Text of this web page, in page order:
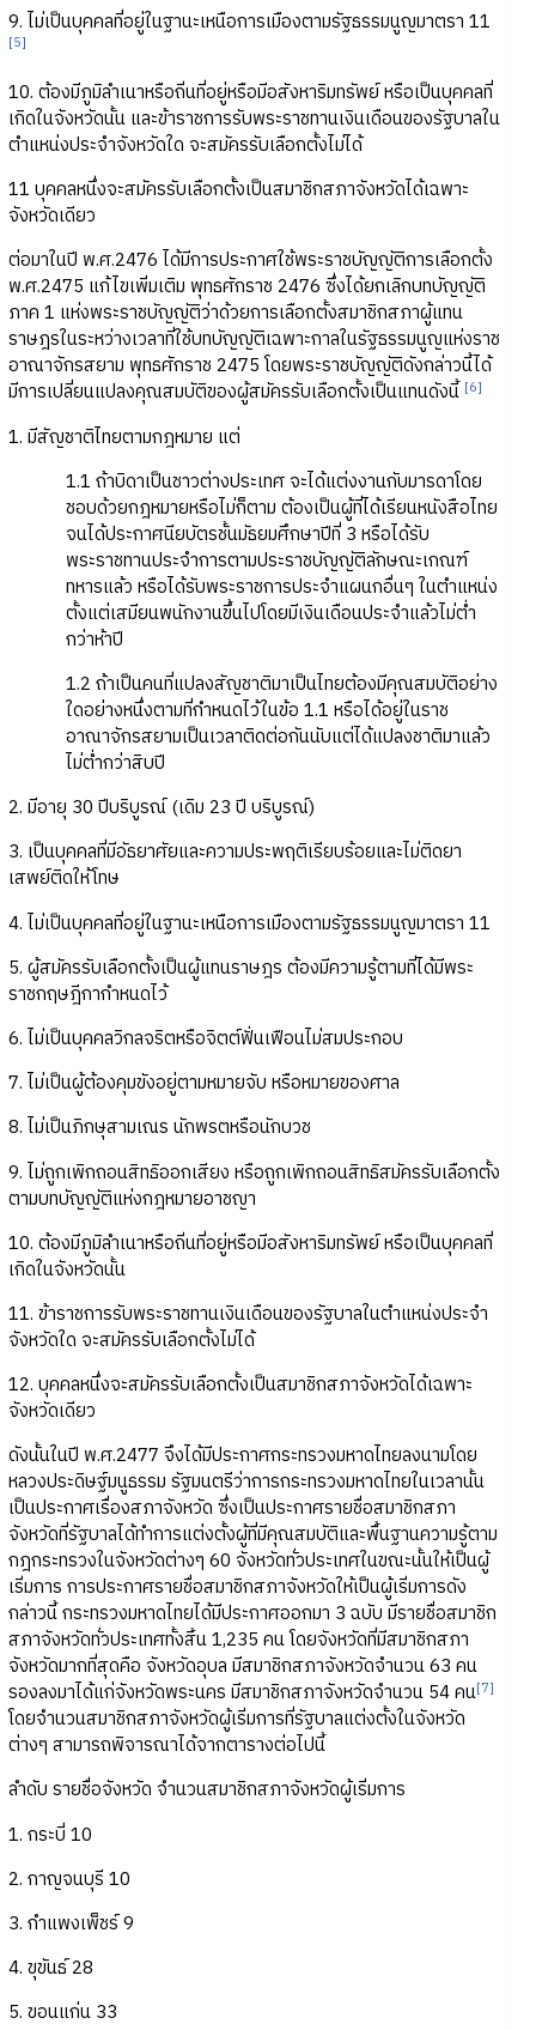
9. ไม่เป็นบุคคลที่อยู่ในฐานะเหนือการเมืองตามรัฐธรรมนูญมาตรา 11
[5]
10. ต้องมีภูมิลำเนาหรือถิ่นที่อยู่หรือมีอสังหาริมทรัพย์ หรือเป็นบุคคลที่
เกิดในจังหวัดนั้น และข้าราชการรับพระราชทานเงินเดือนของรัฐบาลใน
ตำแหน่งประจำจังหวัดใด จะสมัครรับเลือกตั้งไม่ได้
11 บุคคลหนึ่งจะสมัครรับเลือกตั้งเป็นสมาชิกสภาจังหวัดได้เฉพาะ
จังหวัดเดียว
ต่อมาในปี พ.ศ.2476 ได้มีการประกาศใช้พระราชบัญญัติการเลือกตั้ง
พ.ศ.2475 แก้ไขเพิ่มเติม พุทธศักราช 2476 ซึ่งได้ยกเลิกบทบัญญัติ
ภาค 1 แห่งพระราชบัญญัติว่าด้วยการเลือกตั้งสมาชิกสภาผู้แทน
ราษฎรในระหว่างเวลาที่ใช้บทบัญญัติเฉพาะกาลในรัฐธรรมนูญแห่งราช
อาณาจักรสยาม พุทธศักราช 2475 โดยพระราชบัญญัติดังกล่าวนี้ได้
มีการเปลี่ยนแปลงคุณสมบัติของผู้สมัครรับเลือกตั้งเป็นแทนดังนี้ [6]
1. มีสัญชาติไทยตามกฎหมาย แต่
1.1 ถ้าบิดาเป็นชาวต่างประเทศ จะได้แต่งงานกับมารดาโดย
ชอบด้วยกฎหมายหรือไม่ก็ตาม ต้องเป็นผู้ที่ได้เรียนหนังสือไทย
จนได้ประกาศนียบัตรชั้นมัธยมศึกษาปีที่ 3 หรือได้รับ
พระราชทานประจำการตามประราชบัญญัติลักษณะเกณฑ์
ทหารแล้ว หรือได้รับพระราชการประจำแผนกอื่นๆ ในตำแหน่ง
ตั้งแต่เสมียนพนักงานขึ้นไปโดยมีเงินเดือนประจำแล้วไม่ต่ำ
กว่าห้าปี
1.2 ถ้าเป็นคนที่แปลงสัญชาติมาเป็นไทยต้องมีคุณสมบัติอย่าง
ใดอย่างหนึ่งตามที่กำหนดไว้ในข้อ 1.1 หรือได้อยู่ในราช
อาณาจักรสยามเป็นเวลาติดต่อกันนับแต่ได้แปลงชาติมาแล้ว
ไม่ต่ำกว่าสิบปี
2. มีอายุ 30 ปีบริบูรณ์ (เดิม 23 ปี บริบูรณ์)
3. เป็นบุคคลที่มีอัธยาศัยและความประพฤติเรียบร้อยและไม่ติดยา
เสพย์ติดให้โทษ
4. ไม่เป็นบุคคลที่อยู่ในฐานะเหนือการเมืองตามรัฐธรรมนูญมาตรา 11
5. ผู้สมัครรับเลือกตั้งเป็นผู้แทนราษฎร ต้องมีความรู้ตามที่ได้มีพระ
ราชกฤษฎีกากำหนดไว้
6. ไม่เป็นบุคคลวิกลจริตหรือจิตต์ฟั่นเฟือนไม่สมประกอบ
7. ไม่เป็นผู้ต้องคุมขังอยู่ตามหมายจับ หรือหมายของศาล
8. ไม่เป็นภิกษุสามเณร นักพรตหรือนักบวช
9. ไม่ถูกเพิกถอนสิทธิออกเสียง หรือถูกเพิกถอนสิทธิสมัครรับเลือกตั้ง
ตามบทบัญญัติแห่งกฎหมายอาชญา
10. ต้องมีภูมิลำเนาหรือถิ่นที่อยู่หรือมีอสังหาริมทรัพย์ หรือเป็นบุคคลที่
เกิดในจังหวัดนั้น
11. ข้าราชการรับพระราชทานเงินเดือนของรัฐบาลในตำแหน่งประจำ
จังหวัดใด จะสมัครรับเลือกตั้งไม่ได้
12. บุคคลหนึ่งจะสมัครรับเลือกตั้งเป็นสมาชิกสภาจังหวัดได้เฉพาะ
จังหวัดเดียว
ดังนั้นในปี พ.ศ.2477 จึงได้มีประกาศกระทรวงมหาดไทยลงนามโดย
หลวงประดิษฐ์มนูธรรม รัฐมนตรีว่าการกระทรวงมหาดไทยในเวลานั้น
เป็นประกาศเรื่องสภาจังหวัด ซึ่งเป็นประกาศรายชื่อสมาชิกสภา
จังหวัดที่รัฐบาลได้ทำการแต่งตั้งผู้ที่มีคุณสมบัติและพื้นฐานความรู้ตาม
กฎกระทรวงในจังหวัดต่างๆ 60 จังหวัดทั่วประเทศในขณะนั้นให้เป็นผู้
เริ่มการ การประกาศรายชื่อสมาชิกสภาจังหวัดให้เป็นผู้เริ่มการดัง
กล่าวนี้ กระทรวงมหาดไทยได้มีประกาศออกมา 3 ฉบับ มีรายชื่อสมาชิก
สภาจังหวัดทั่วประเทศทั้งสิ้น 1,235 คน โดยจังหวัดที่มีสมาชิกสภา
จังหวัดมากที่สุดคือ จังหวัดอุบล มีสมาชิกสภาจังหวัดจำนวน 63 คน
รองลงมาได้แก่จังหวัดพระนคร มีสมาชิกสภาจังหวัดจำนวน 54 คน[7]
โดยจำนวนสมาชิกสภาจังหวัดผู้เริ่มการที่รัฐบาลแต่งตั้งในจังหวัด
ต่างๆ สามารถพิจารณาได้จากตารางต่อไปนี้
ลำดับ รายชื่อจังหวัด จำนวนสมาชิกสภาจังหวัดผู้เริ่มการ
1. กระบี่ 10
2. กาญจนบุรี 10
3. กำแพงเพ็ชร์ 9
4. ขุขันธ์ 28
5. ขอนแก่น 33